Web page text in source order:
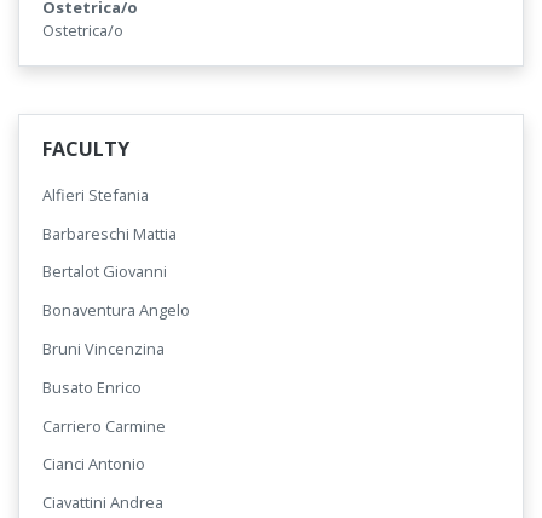
Ostetrica/o
Ostetrica/o
FACULTY
Alfieri Stefania
Barbareschi Mattia
Bertalot Giovanni
Bonaventura Angelo
Bruni Vincenzina
Busato Enrico
Carriero Carmine
Cianci Antonio
Ciavattini Andrea